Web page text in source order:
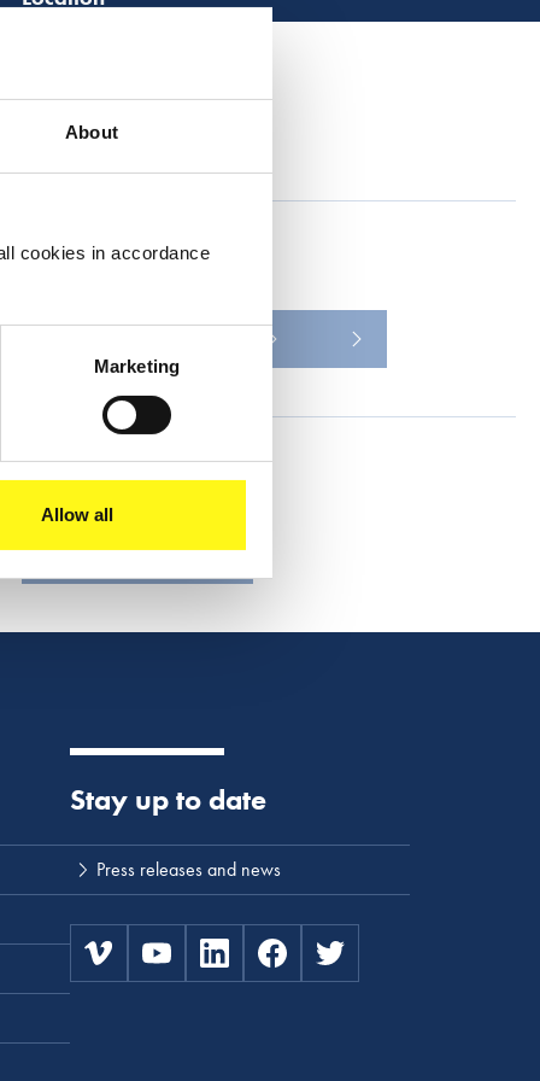
About
cookies in accordance
Marketing
Allow all
Samenvatting
Leer meer
Deel dit
Stay up to date
Press releases and news